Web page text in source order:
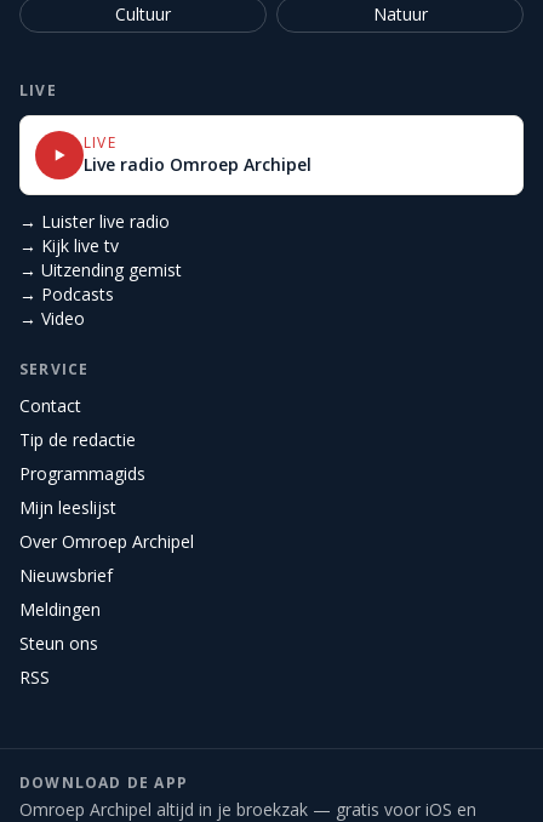
Cultuur
Natuur
LIVE
LIVE
Live radio Omroep Archipel
→ Luister live radio
→ Kijk live tv
→ Uitzending gemist
→ Podcasts
→ Video
SERVICE
Contact
Tip de redactie
Programmagids
Mijn leeslijst
Over Omroep Archipel
Nieuwsbrief
Meldingen
Steun ons
RSS
DOWNLOAD DE APP
Omroep Archipel altijd in je broekzak — gratis voor iOS en